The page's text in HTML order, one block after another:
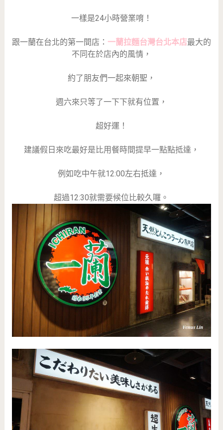
一樣是24小時營業唷！
跟一蘭在台北的第一間店： 一蘭拉麵台灣台北本店最大的
不同在於店內的風情，
約了朋友們一起來朝聖，
週六來只等了一下下就有位置，
超好運！
建議假日來吃最好是比用餐時間提早一點點抵達，
例如吃中午就12:00左右抵達，
超過12:30就需要候位比較久囉。